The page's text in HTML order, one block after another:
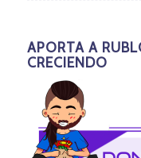
APORTA A
CRECIENDO